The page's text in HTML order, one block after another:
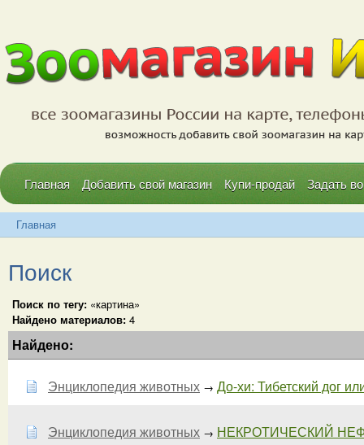
Главная Добавить свой магазин Купи-продай Задать
Главная
Поиск
Поиск по тегу: «картина»
Найдено материалов: 4
Найдено:
Энциклопедия животных → До-хи: Тибетский дог
Энциклопедия животных → НЕКРОТИЧЕСКИЙ